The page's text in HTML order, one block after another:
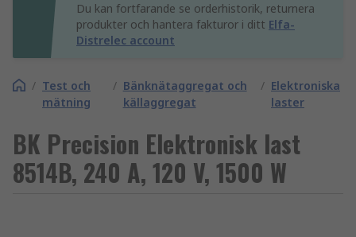
Du kan fortfarande se orderhistorik, returnera
produkter och hantera fakturor i ditt Elfa-
Distrelec account
/ Test och
mätning
/ Bänknätaggregat och
källaggregat
/ Elektroniska
laster
BK Precision Elektronisk last
8514B, 240 A, 120 V, 1500 W